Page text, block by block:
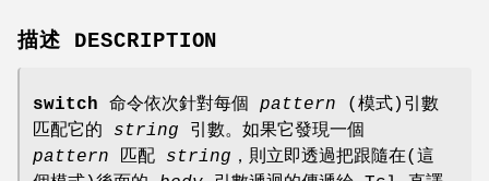
描述 DESCRIPTION
switch 命令依次針對每個 pattern
(模式)引數
匹配它的 string 引數。如果它發現一個
pattern 匹配 string ，則立即透過把跟隨在(這